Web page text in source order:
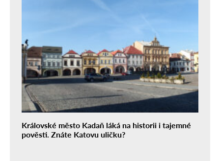
Královské město Kadaň láká na historii i tajemné
pověsti. Znáte Katovu uličku?